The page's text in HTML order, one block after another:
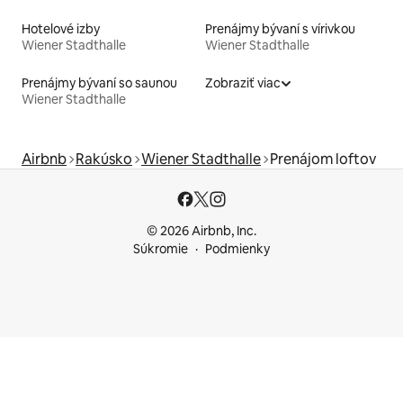
Hotelové izby
Wiener Stadthalle
Prenájmy bývaní s vírivkou
Wiener Stadthalle
Prenájmy bývaní so saunou
Wiener Stadthalle
Zobraziť viac
Airbnb Rakúsko Wiener Stadthalle Prenájom loftov
© 2026 Airbnb, Inc.
Súkromie
Podmienky